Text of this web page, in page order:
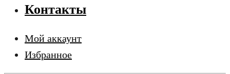
Контакты
Мой аккаунт
Избранное